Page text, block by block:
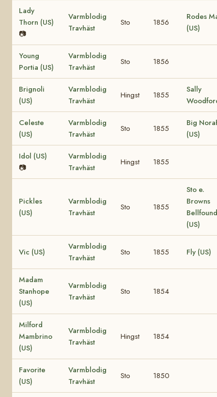
Lady
Thorn (US)
📷
Varmblodig
Travhäst
Sto 1856
Rodes
(US)
Young
Portia (US)
Varmblodig
Travhäst
Sto 1856
Brignoli
(US)
Varmblodig
Travhäst
Hingst 1855
Sally
Celeste
(US)
Varmblodig
Travhäst
Sto 1855
Big
(US)
Idol (US)
📷
Varmblodig
Travhäst
Hingst 1855
Pickles
(US)
Varmblodig
Travhäst
Sto 1855
Sto e.
Browns
(US)
Vic (US)
Varmblodig
Travhäst
Sto 1855 Fly (US)
Madam
Stanhope
(US)
Varmblodig
Travhäst
Sto 1854
Milford
Mambrino
(US)
Varmblodig
Travhäst
Hingst 1854
Favorite
(US)
Varmblodig
Travhäst
Sto 1850